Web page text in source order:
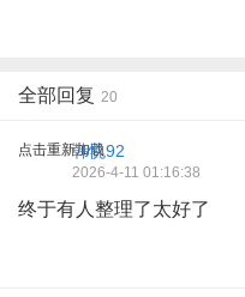
全部回复 20
点击重新加载
韩悦92
2026-4-11 01:16:38
终于有人整理了太好了